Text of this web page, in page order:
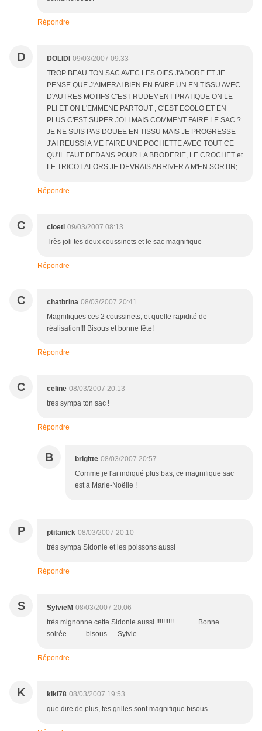
Répondre
D DOLIDI 09/03/2007 09:33
TROP BEAU TON SAC AVEC LES OIES J'ADORE ET JE
PENSE QUE J'AIMERAI BIEN EN FAIRE UN EN TISSU AVEC
D'AUTRES MOTIFS C'EST RUDEMENT PRATIQUE ON LE
PLI ET ON L'EMMENE PARTOUT , C'EST ECOLO ET EN
PLUS C'EST SUPER JOLI MAIS COMMENT FAIRE LE SAC ?
JE NE SUIS PAS DOUEE EN TISSU MAIS JE PROGRESSE
J'AI REUSSI A ME FAIRE UNE POCHETTE AVEC TOUT CE
QU'IL FAUT DEDANS POUR LA BRODERIE, LE CROCHET et
LE TRICOT ALORS JE DEVRAIS ARRIVER A M'EN SORTIR;
Répondre
C cloeti 09/03/2007 08:13
Très joli tes deux coussinets et le sac magnifique
Répondre
C chatbrina 08/03/2007 20:41
Magnifiques ces 2 coussinets, et quelle rapidité de
réalisation!!! Bisous et bonne fête!
Répondre
C celine 08/03/2007 20:13
tres sympa ton sac !
Répondre
B brigitte 08/03/2007 20:57
Comme je l'ai indiqué plus bas, ce magnifique sac
est à Marie-Noëlle !
P ptitanick 08/03/2007 20:10
très sympa Sidonie et les poissons aussi
Répondre
S SylvieM 08/03/2007 20:06
très mignonne cette Sidonie aussi !!!!!!!!!! .............Bonne
soirée...........bisous......Sylvie
Répondre
K kiki78 08/03/2007 19:53
que dire de plus, tes grilles sont magnifique bisous